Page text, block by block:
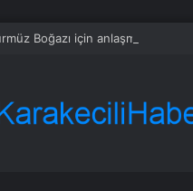
Boğazı için anlaşma sağlandı